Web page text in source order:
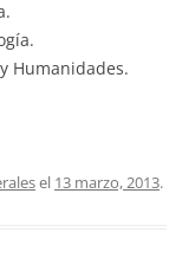
Humanidades.
el 13 marzo, 2013.